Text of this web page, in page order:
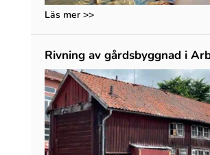
Läs mer >>
Rivning av gårdsbyggnad i